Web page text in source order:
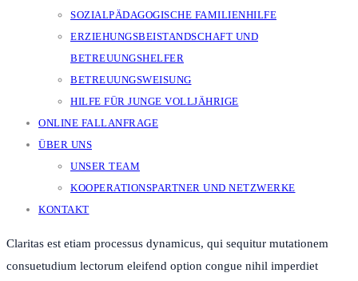
SOZIALPÄDAGOGISCHE FAMILIENHILFE
ERZIEHUNGSBEISTANDSCHAFT UND
BETREUUNGSHELFER
BETREUUNGSWEISUNG
HILFE FÜR JUNGE VOLLJÄHRIGE
ONLINE FALLANFRAGE
ÜBER UNS
UNSER TEAM
KOOPERATIONSPARTNER UND NETZWERKE
KONTAKT
Claritas est etiam processus dynamicus, qui sequitur mutationem
consuetudium lectorum eleifend option congue nihil imperdiet